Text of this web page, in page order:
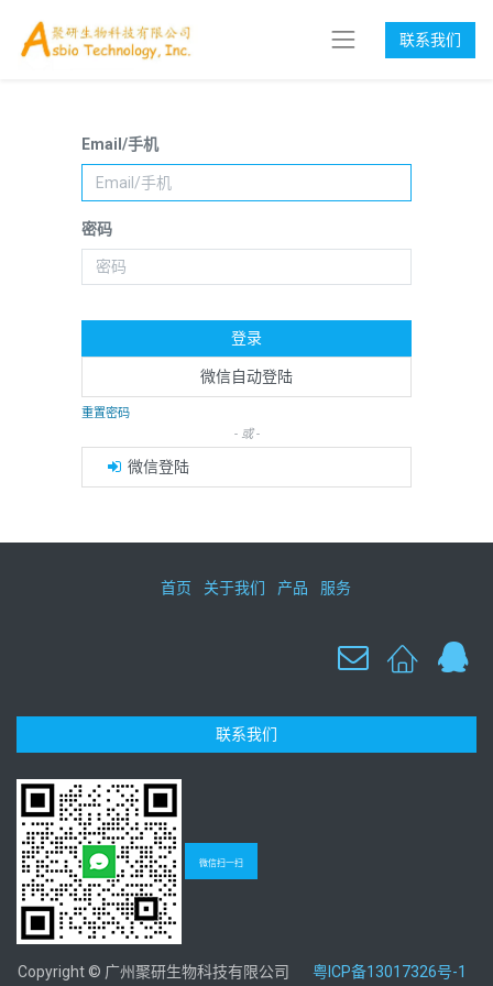
联系我们
Email/手机
密码
登录
微信自动登陆
重置密码
- 或 -
微信登陆
首页 关于我们 产品 服务
联系我们
微信扫一扫
Copyright © 广州聚研生物科技有限公司 粤ICP备13017326号-1